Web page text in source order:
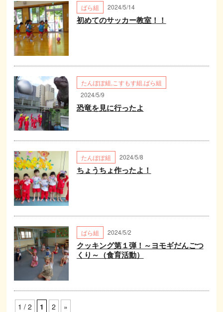
ばら組 2024/5/14
初めてのサッカー教室！！
たんぽぽ組, こすもす組,ばら組
2024/5/9
恐竜を見に行ったよ
たんぽぽ組 2024/5/8
ちょうちょ作ったよ！
ばら組 2024/5/2
クッキング第１弾！～ヨモギだんごつ
くり～（食育活動）
1 / 2 1 2 »